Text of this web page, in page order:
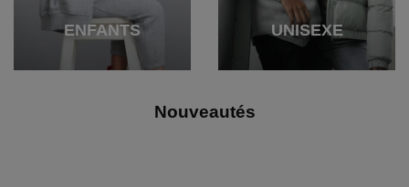
ENFANTS UNISEXE
Nouveautés